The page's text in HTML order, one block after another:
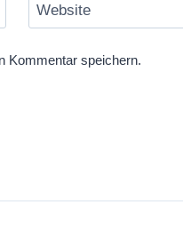
Website
Kommentar speichern.